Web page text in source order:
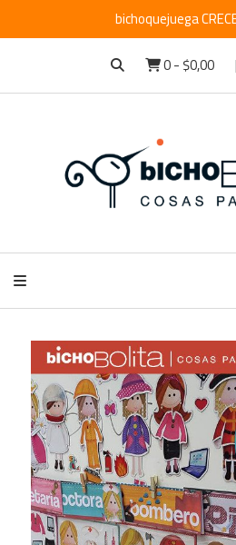
bichoquejuega
0-$0,00